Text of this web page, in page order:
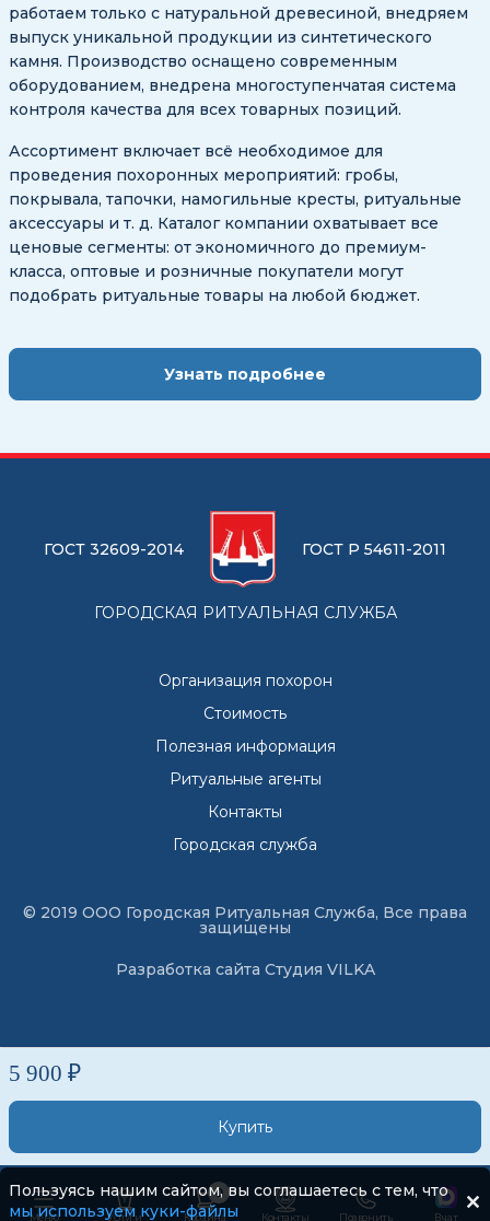
5 900 ₽
Купить
работаем только с натуральной древесиной, внедряем
выпуск уникальной продукции из синтетического
камня. Производство оснащено современным
оборудованием, внедрена многоступенчатая система
контроля качества для всех товарных позиций.
Ассортимент включает всё необходимое для
проведения похоронных мероприятий: гробы,
покрывала, тапочки, намогильные кресты, ритуальные
аксессуары и т. д. Каталог компании охватывает все
ценовые сегменты: от экономичного до премиум-
класса, оптовые и розничные покупатели могут
подобрать ритуальные товары на любой бюджет.
Узнать подробнее
ГОСТ 32609-2014 ГОСТ Р 54611-2011
ГОРОДСКАЯ РИТУАЛЬНАЯ СЛУЖБА
Организация похорон
Стоимость
Полезная информация
Ритуальные агенты
Контакты
Городская служба
© 2019 ООО Городская Ритуальная Служба, Все права
защищены
Разработка сайта Студия VILKA
Меню Услуги
0
Корзина Контакты Позвонить В чат
Пользуясь нашим сайтом, вы соглашаетесь с тем, что
мы используем куки-файлы